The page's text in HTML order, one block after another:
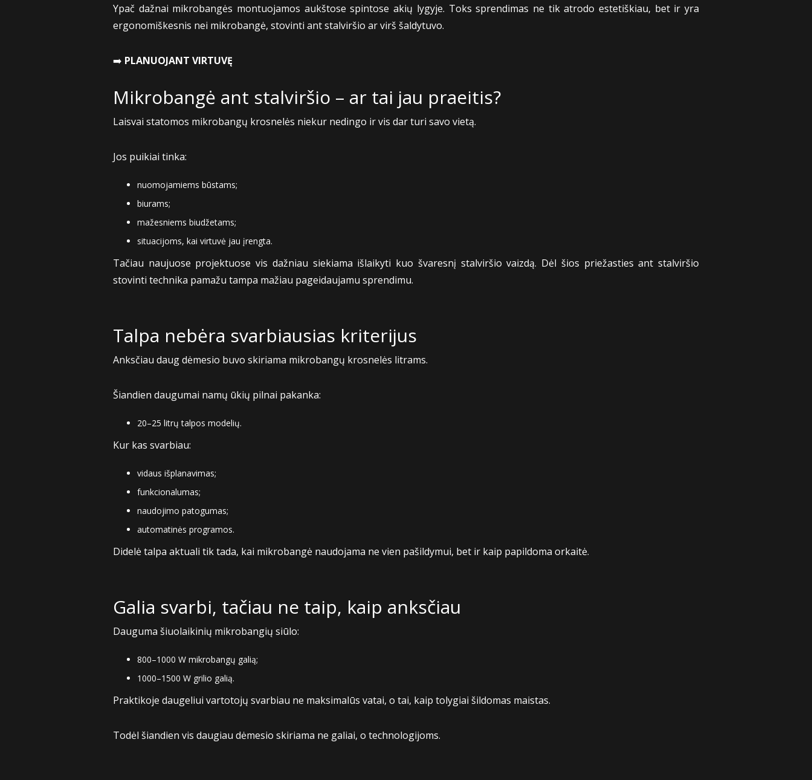
Ypač dažnai mikrobangės montuojamos aukštose spintose akių lygyje. Toks sprendimas ne tik atrodo estetiškiau, bet ir yra
ergonomiškesnis nei mikrobangė, stovinti ant stalviršio ar virš šaldytuvo.
➡️ PLANUOJANT VIRTUVĘ
Mikrobangė ant stalviršio – ar tai jau praeitis?
Laisvai statomos mikrobangų krosnelės niekur nedingo ir vis dar turi savo vietą.
Jos puikiai tinka:
nuomojamiems būstams;
biurams;
mažesniems biudžetams;
situacijoms, kai virtuvė jau įrengta.
Tačiau naujuose projektuose vis dažniau siekiama išlaikyti kuo švaresnį stalviršio vaizdą. Dėl šios priežasties ant stalviršio
stovinti technika pamažu tampa mažiau pageidaujamu sprendimu.
Talpa nebėra svarbiausias kriterijus
Anksčiau daug dėmesio buvo skiriama mikrobangų krosnelės litrams.
Šiandien daugumai namų ūkių pilnai pakanka:
20–25 litrų talpos modelių.
Kur kas svarbiau:
vidaus išplanavimas;
funkcionalumas;
naudojimo patogumas;
automatinės programos.
Didelė talpa aktuali tik tada, kai mikrobangė naudojama ne vien pašildymui, bet ir kaip papildoma orkaitė.
Galia svarbi, tačiau ne taip, kaip anksčiau
Dauguma šiuolaikinių mikrobangių siūlo:
800–1000 W mikrobangų galią;
1000–1500 W grilio galią.
Praktikoje daugeliui vartotojų svarbiau ne maksimalūs vatai, o tai, kaip tolygiai šildomas maistas.
Todėl šiandien vis daugiau dėmesio skiriama ne galiai, o technologijoms.